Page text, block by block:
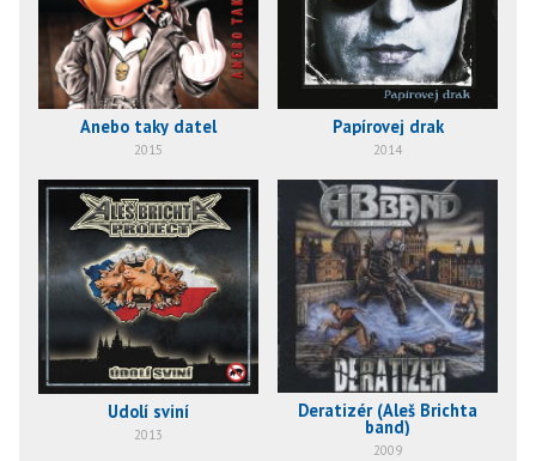
Anebo taky datel
2015
Papírovej drak
2014
Údolí sviní
2013
Deratizér (Aleš Brichta
band)
2009